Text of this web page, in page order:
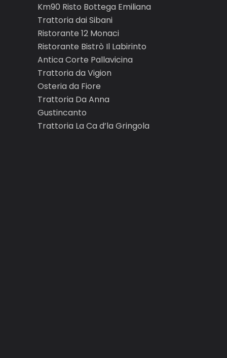
Km90 Risto Bottega Emiliana
Trattoria dai Sibani
Ristorante 12 Monaci
Ristorante Bistrò Il Labirinto
Antica Corte Pallavicina
Trattoria da Vigion
Osteria da Fiore
Trattoria Da Anna
Gustincanto
Trattoria La Ca d’la Gringola